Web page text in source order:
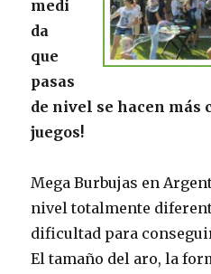
medi
da
que
pasas
de nivel se hacen más
juegos!
Mega Burbujas en
nivel totalmente
dificultad para
El tamaño del aro, la